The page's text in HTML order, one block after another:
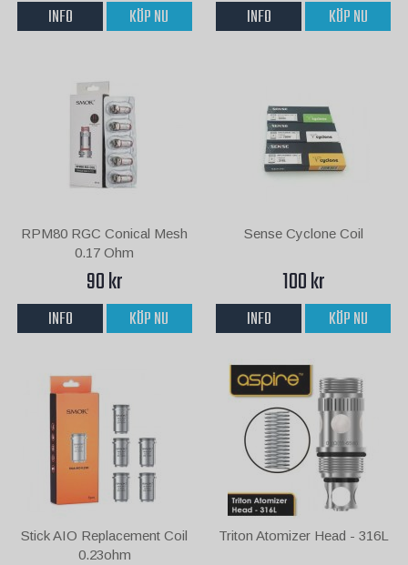
INFO KÖP NU INFO KÖP NU
RPM80 RGC Conical Mesh
0.17 Ohm
90 kr
INFO KÖP NU
Sense Cyclone Coil
100 kr
INFO KÖP NU
Stick AIO Replacement Coil
0.23ohm
Triton Atomizer Head - 316L